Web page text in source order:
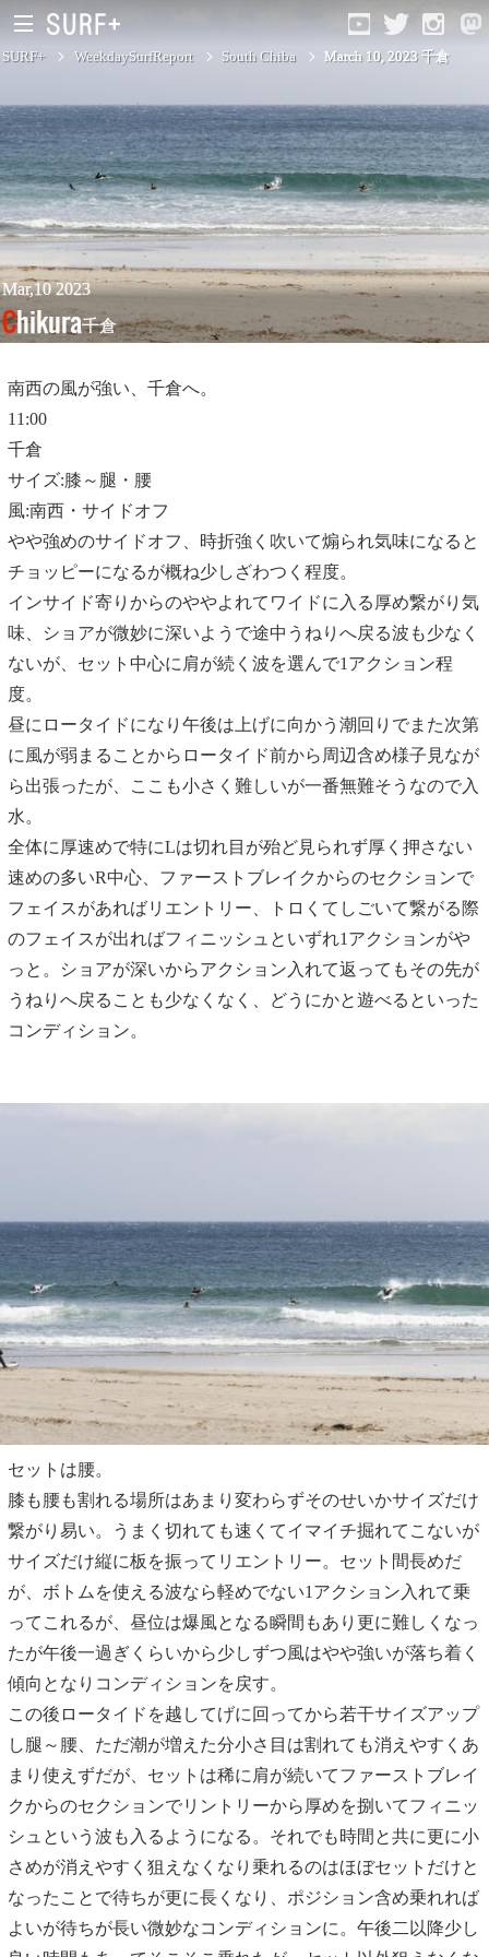
South Ibaraki
North Chiba
South Chiba
Unusually
Video Logs
SURF+ WeekdaySurfReport South Chiba March 10, 2023 千倉
Mar,10 2023
Chikura千倉
南西の風が強い、千倉へ。
11:00
千倉
サイズ:膝～腿・腰
風:南西・サイドオフ
やや強めのサイドオフ、時折強く吹いて煽られ気味になると
チョッピーになるが概ね少しざわつく程度。
インサイド寄りからのややよれてワイドに入る厚め繋がり気
味、ショアが微妙に深いようで途中うねりへ戻る波も少なく
ないが、セット中心に肩が続く波を選んで1アクション程
度。
昼にロータイドになり午後は上げに向かう潮回りでまた次第
に風が弱まることからロータイド前から周辺含め様子見なが
ら出張ったが、ここも小さく難しいが一番無難そうなので入
水。
全体に厚速めで特にLは切れ目が殆ど見られず厚く押さない
速めの多いR中心、ファーストブレイクからのセクションで
フェイスがあればリエントリー、トロくてしごいて繋がる際
のフェイスが出ればフィニッシュといずれ1アクションがや
っと。ショアが深いからアクション入れて返ってもその先が
うねりへ戻ることも少なくなく、どうにかと遊べるといった
コンディション。
セットは腰。
膝も腰も割れる場所はあまり変わらずそのせいかサイズだけ
繋がり易い。うまく切れても速くてイマイチ掘れてこないが
サイズだけ縦に板を振ってリエントリー。セット間長めだ
が、ボトムを使える波なら軽めでない1アクション入れて乗
ってこれるが、昼位は爆風となる瞬間もあり更に難しくなっ
たが午後一過ぎくらいから少しずつ風はやや強いが落ち着く
傾向となりコンディションを戻す。
この後ロータイドを越してげに回ってから若干サイズアップ
し腿～腰、ただ潮が増えた分小さ目は割れても消えやすくあ
まり使えずだが、セットは稀に肩が続いてファーストブレイ
クからのセクションでリントリーから厚めを捌いてフィニッ
シュという波も入るようになる。それでも時間と共に更に小
さめが消えやすく狙えなくなり乗れるのはほぼセットだけと
なったことで待ちが更に長くなり、ポジション含め乗れれば
よいが待ちが長い微妙なコンディションに。午後二以降少し